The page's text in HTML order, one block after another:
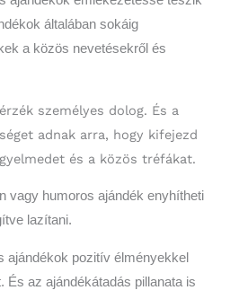
általában sokáig
a közös nevetésekről és
személyes dolog. És a
adnak arra, hogy kifejezd
és a közös tréfákat.
vagy humoros ajándék enyhítheti
lazítani.
ajándékok pozitív élményekkel
És az ajándékátadás pillanata is